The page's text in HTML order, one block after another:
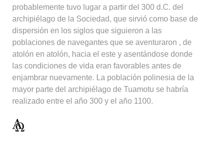
probablemente tuvo lugar a partir del 300 d.C. del
archipiélago de la Sociedad, que sirvió como base de
dispersión en los siglos que siguieron a las
poblaciones de navegantes que se aventuraron , de
atolón en atolón, hacia el este y asentándose donde
las condiciones de vida eran favorables antes de
enjambrar nuevamente. La población polinesia de la
mayor parte del archipiélago de Tuamotu se habría
realizado entre el año 300 y el año 1100.